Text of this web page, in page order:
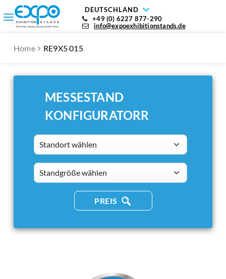
DEUTSCHLAND
+49 (0) 6227 877-290
info@expoexhibitionstands.de
Home RE9X5 015
MESSESTAND
KONFIGURATORR
Standort wählen
standsizes
PREIS